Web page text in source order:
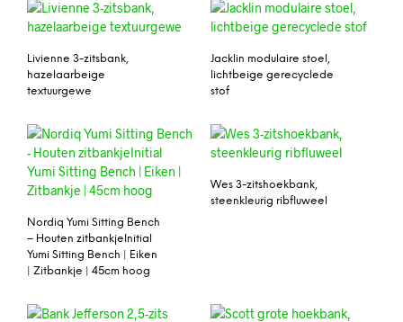
Livienne 3-zitsbank,
hazelaarbeige
textuurgewe
Jacklin modulaire stoel,
lichtbeige gerecyclede
stof
Nordiq Yumi Sitting Bench
– Houten zitbankjeInitial
Yumi Sitting Bench | Eiken
| Zitbankje | 45cm hoog
Wes 3-zitshoekbank,
steenkleurig ribfluweel